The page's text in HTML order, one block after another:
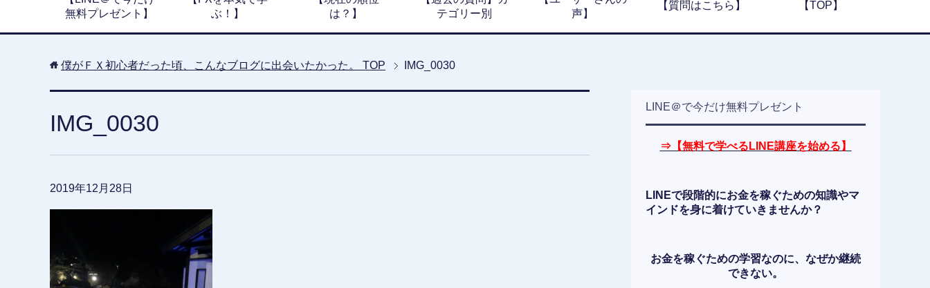
無料プレゼント】
ぶ！】
は？】
テゴリー別
声】
【質問はこちら】 【TOP】
僕がＦＸ初心者だった頃、こんなブログに出会いたかった。 TOP IMG_0030
IMG_0030
2019年12月28日
LINE＠で今だけ無料プレゼント
⇒【無料で学べるLINE講座を始める】
LINEで段階的にお金を稼ぐための知識やマ
インドを身に着けていきませんか？
お金を稼ぐための学習なのに、なぜか継続
できない。